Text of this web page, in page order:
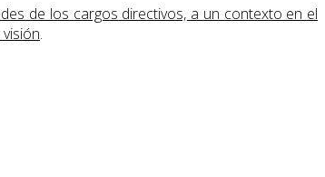
de los cargos directivos, a un contexto en el
.